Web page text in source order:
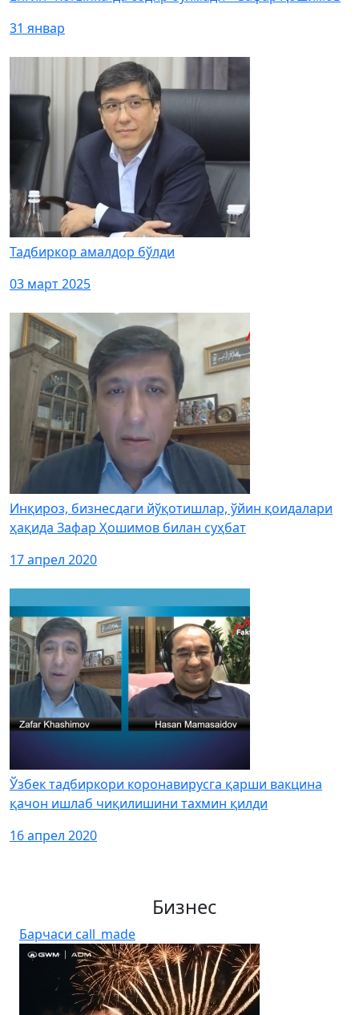
31 январ
Тадбиркор амалдор бўлди
03 март 2025
Инқироз, бизнесдаги йўқотишлар, ўйин қоидалари
ҳақида Зафар Ҳошимов билан суҳбат
17 апрел 2020
Ўзбек тадбиркори коронавирусга қарши вакцина
қачон ишлаб чиқилишини тахмин қилди
16 апрел 2020
Бизнес
Барчаси call_made